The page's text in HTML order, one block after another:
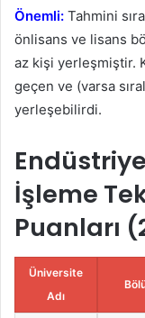
Önemli: Tahmini
önlisans ve lisans
az kişi yerleşmiştir.
geçen ve (varsa
yerleşebilirdi.
İşleme
Puanları
Üniversite
Adı